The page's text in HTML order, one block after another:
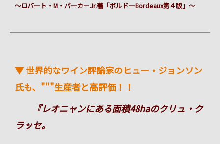
～ロバート・M・パーカーJr.著「ボルドーBordeaux第４版」～
▼ 世界的なワイン評論家のヒュー・ジョンソン
氏も、"""生産者と高評価！！
『レオニャンにある面積48haのクリュ・ク
ラッセ。